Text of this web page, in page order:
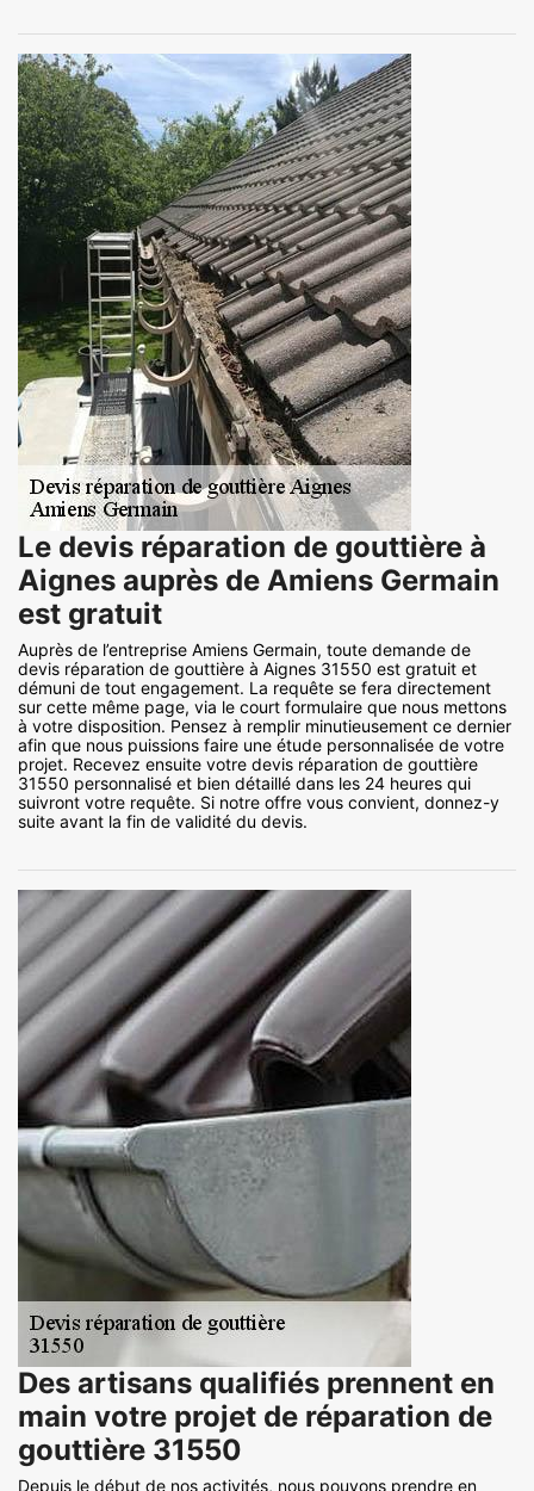
Le devis réparation de gouttière à
Aignes auprès de Amiens Germain
est gratuit
Auprès de l’entreprise Amiens Germain, toute demande de
devis réparation de gouttière à Aignes 31550 est gratuit et
démuni de tout engagement. La requête se fera directement
sur cette même page, via le court formulaire que nous mettons
à votre disposition. Pensez à remplir minutieusement ce dernier
afin que nous puissions faire une étude personnalisée de votre
projet. Recevez ensuite votre devis réparation de gouttière
31550 personnalisé et bien détaillé dans les 24 heures qui
suivront votre requête. Si notre offre vous convient, donnez-y
suite avant la fin de validité du devis.
Des artisans qualifiés prennent en
main votre projet de réparation de
gouttière 31550
Depuis le début de nos activités, nous pouvons prendre en